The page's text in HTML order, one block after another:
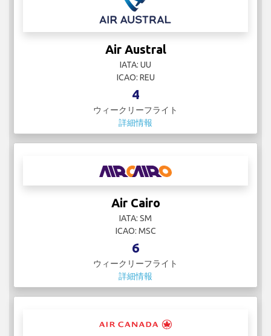
Air Austral
IATA: UU
ICAO: REU
4
ウィークリーフライト
詳細情報
Air Cairo
IATA: SM
ICAO: MSC
6
ウィークリーフライト
詳細情報